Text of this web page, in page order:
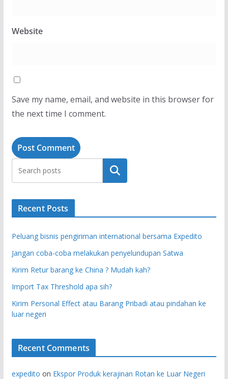
Website
Save my name, email, and website in this browser for
the next time I comment.
Search
Recent Posts
Peluang bisnis pengiriman international bersama Expedito
Jangan coba-coba melakukan penyelundupan Satwa
Kirim Retur barang ke China ? Mudah kah?
Import Tax Threshold apa sih?
Kirim Personal Effect atau Barang Pribadi atau pindahan ke
luar negeri
Recent Comments
expedito on Ekspor Produk kerajinan Rotan ke Luar Negeri